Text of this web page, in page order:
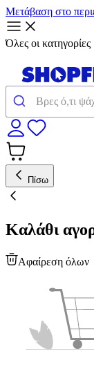
Μετάβαση στο
Όλες οι κατηγορίες
Πίσω
Καλάθι
Αφαίρεση όλων